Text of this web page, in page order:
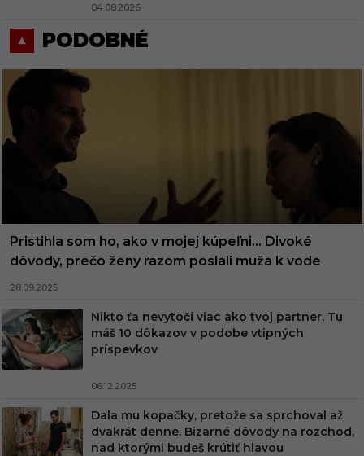
04.08.2026
PODOBNÉ
Pristihla som ho, ako v mojej kúpeľni… Divoké
dôvody, prečo ženy razom poslali muža k vode
28.09.2025
Nikto ťa nevytočí viac ako tvoj partner. Tu
máš 10 dôkazov v podobe vtipných
príspevkov
06.12.2025
Dala mu kopačky, pretože sa sprchoval až
dvakrát denne. Bizarné dôvody na rozchod,
nad ktorými budeš krútiť hlavou